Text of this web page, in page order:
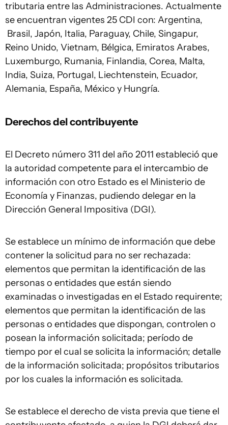
tributaria entre las Administraciones. Actualmente
se encuentran vigentes 25 CDI con: Argentina,
Brasil, Japón, Italia, Paraguay, Chile, Singapur,
Reino Unido, Vietnam, Bélgica, Emiratos Arabes,
Luxemburgo, Rumania, Finlandia, Corea, Malta,
India, Suiza, Portugal, Liechtenstein, Ecuador,
Alemania, España, México y Hungría.
Derechos del contribuyente
El Decreto número 311 del año 2011 estableció que
la autoridad competente para el intercambio de
información con otro Estado es el Ministerio de
Economía y Finanzas, pudiendo delegar en la
Dirección General Impositiva (DGI).
Se establece un mínimo de información que debe
contener la solicitud para no ser rechazada:
elementos que permitan la identificación de las
personas o entidades que están siendo
examinadas o investigadas en el Estado requirente;
elementos que permitan la identificación de las
personas o entidades que dispongan, controlen o
posean la información solicitada; período de
tiempo por el cual se solicita la información; detalle
de la información solicitada; propósitos tributarios
por los cuales la información es solicitada.
Se establece el derecho de vista previa que tiene el